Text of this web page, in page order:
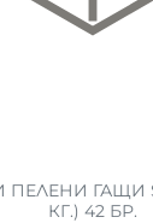
ГАЩИ
КГ.) 42 БР.